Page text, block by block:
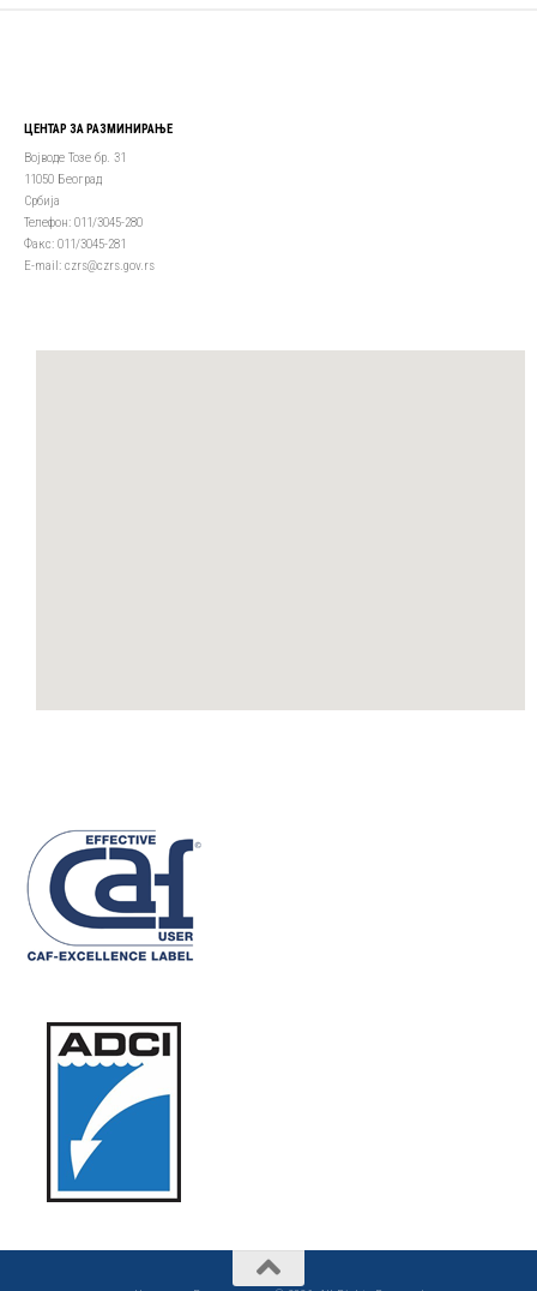
ЦЕНТАР ЗА РАЗМИНИРАЊЕ
Војводе Тозе бр. 31
11050 Београд
Србија
Телефон: 011/3045-280
Факс: 011/3045-281
Е-mail: czrs@czrs.gov.rs